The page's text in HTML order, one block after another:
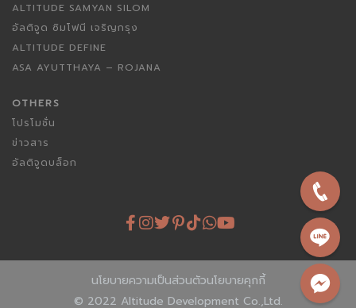
ALTITUDE SAMYAN SILOM
อัลติจูด ซิมโฟนี เจริญกรุง
ALTITUDE DEFINE
ASA AYUTTHAYA – ROJANA
OTHERS
โปรโมชั่น
ข่าวสาร
อัลติจูดบล็อก
นโยบายความเป็นส่วนตัวนโยบายคุกกี้
© 2022 Altitude Development Co.,Ltd.